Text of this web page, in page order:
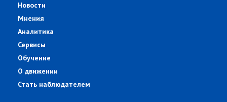
Новости
Мнения
Аналитика
Сервисы
Обучение
О движении
Стать наблюдателем